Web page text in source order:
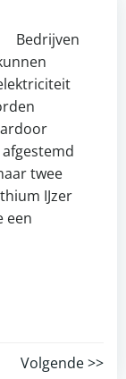
Bedrijven
twee
IJzer
een
Volgende >>